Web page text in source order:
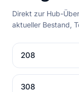
Direkt zur Hub-
aktueller Bestand,
208
308